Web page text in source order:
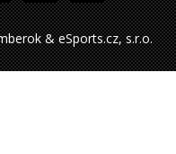
& eSports.cz, s.r.o.